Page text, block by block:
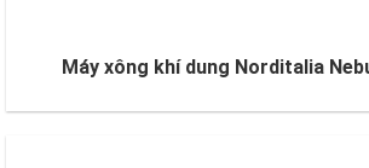
Máy xông khí dung Norditalia